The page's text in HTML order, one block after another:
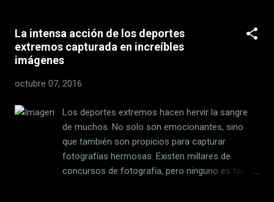
La intensa acción de los deportes
extremos capturada en increíbles
imágenes
octubre 07, 2016
Los deportes extremos hacen hervir la sangre
de muchos. No solo son emocionantes, sino
que también son propicios para capturar
fotografías hermosas. Existen millares de
concursos de fotografía, pero ninguno es tan